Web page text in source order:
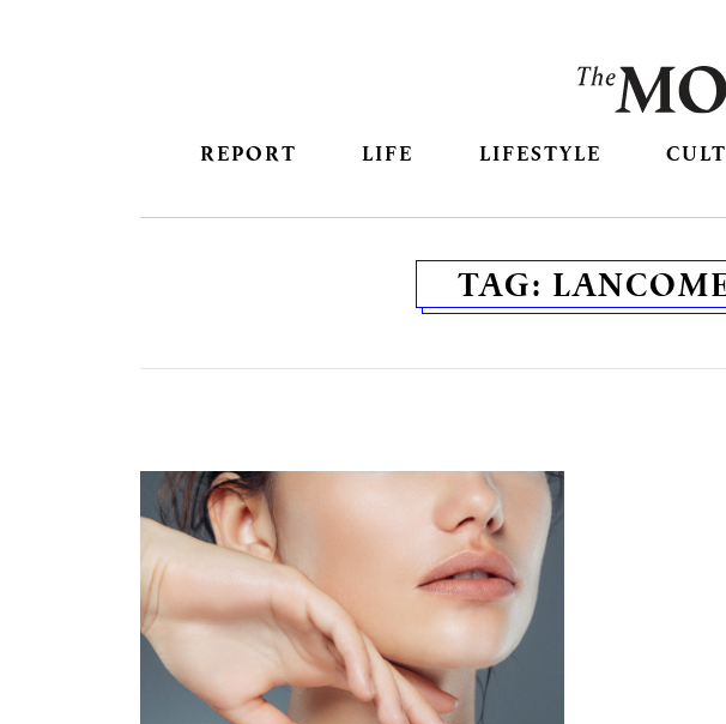
REPORT LIFE LIFESTYLE
TAG: